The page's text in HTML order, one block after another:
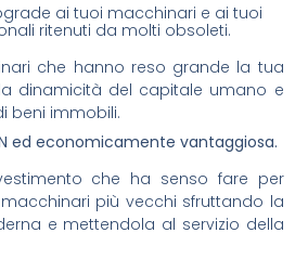
ai tuoi macchinari e ai tuoi
ritenuti da molti obsoleti.
che hanno reso grande la tua
dinamicità del capitale umano e
beni immobili.
ed economicamente vantaggiosa.
che ha senso fare per
più vecchi sfruttando la
e mettendola al servizio della